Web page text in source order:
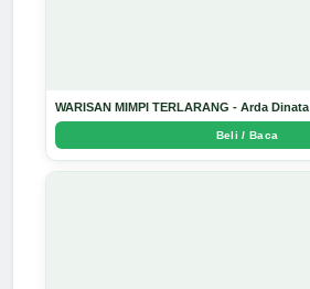
WARISAN MIMPI TERLARANG - Arda Dinata
Beli / Baca